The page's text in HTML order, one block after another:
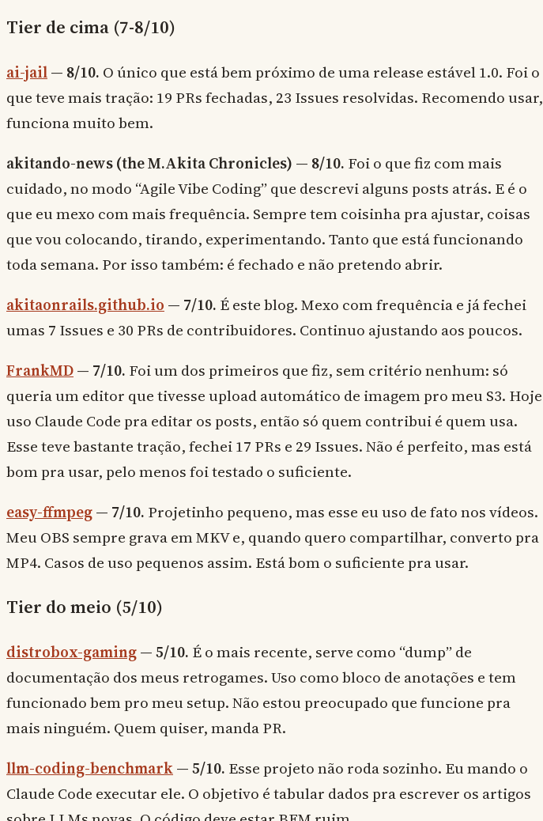
Tier de cima (7-8/10)
ai-jail— 8/10. O único que está bem próximo de uma release estável 1.0. Foi o
que teve mais tração: 19 PRs fechadas, 23 Issues resolvidas. Recomendo usar,
funciona muito bem.
akitando-news (the M.Akita Chronicles) — 8/10. Foi o que fiz com mais
cuidado, no modo “Agile Vibe Coding” que descrevi alguns posts atrás. E é o
que eu mexo com mais frequência. Sempre tem coisinha pra ajustar, coisas
que vou colocando, tirando, experimentando. Tanto que está funcionando
toda semana. Por isso também: é fechado e não pretendo abrir.
akitaonrails.github.io — 7/10. É este blog. Mexo com frequência e já fechei
umas 7 Issues e 30 PRs de contribuidores. Continuo ajustando aos poucos.
FrankMD— 7/10. Foi um dos primeiros que fiz, sem critério nenhum: só
queria um editor que tivesse upload automático de imagem pro meu S3. Hoje
uso Claude Code pra editar os posts, então só quem contribui é quem usa.
Esse teve bastante tração, fechei 17 PRs e 29 Issues. Não é perfeito, mas está
bom pra usar, pelo menos foi testado o suficiente.
easy-ffmpeg— 7/10. Projetinho pequeno, mas esse eu uso de fato nos vídeos.
Meu OBS sempre grava em MKV e, quando quero compartilhar, converto pra
MP4. Casos de uso pequenos assim. Está bom o suficiente pra usar.
Tier do meio (5/10)
distrobox-gaming— 5/10. É o mais recente, serve como “dump” de
documentação dos meus retrogames. Uso como bloco de anotações e tem
funcionado bem pro meu setup. Não estou preocupado que funcione pra
mais ninguém. Quem quiser, manda PR.
llm-coding-benchmark— 5/10. Esse projeto não roda sozinho. Eu mando o
Claude Code executar ele. O objetivo é tabular dados pra escrever os artigos